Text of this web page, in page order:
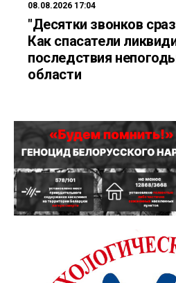
08.08.2026 17:04
"Десятки звонков
Как спасатели
последствия
области